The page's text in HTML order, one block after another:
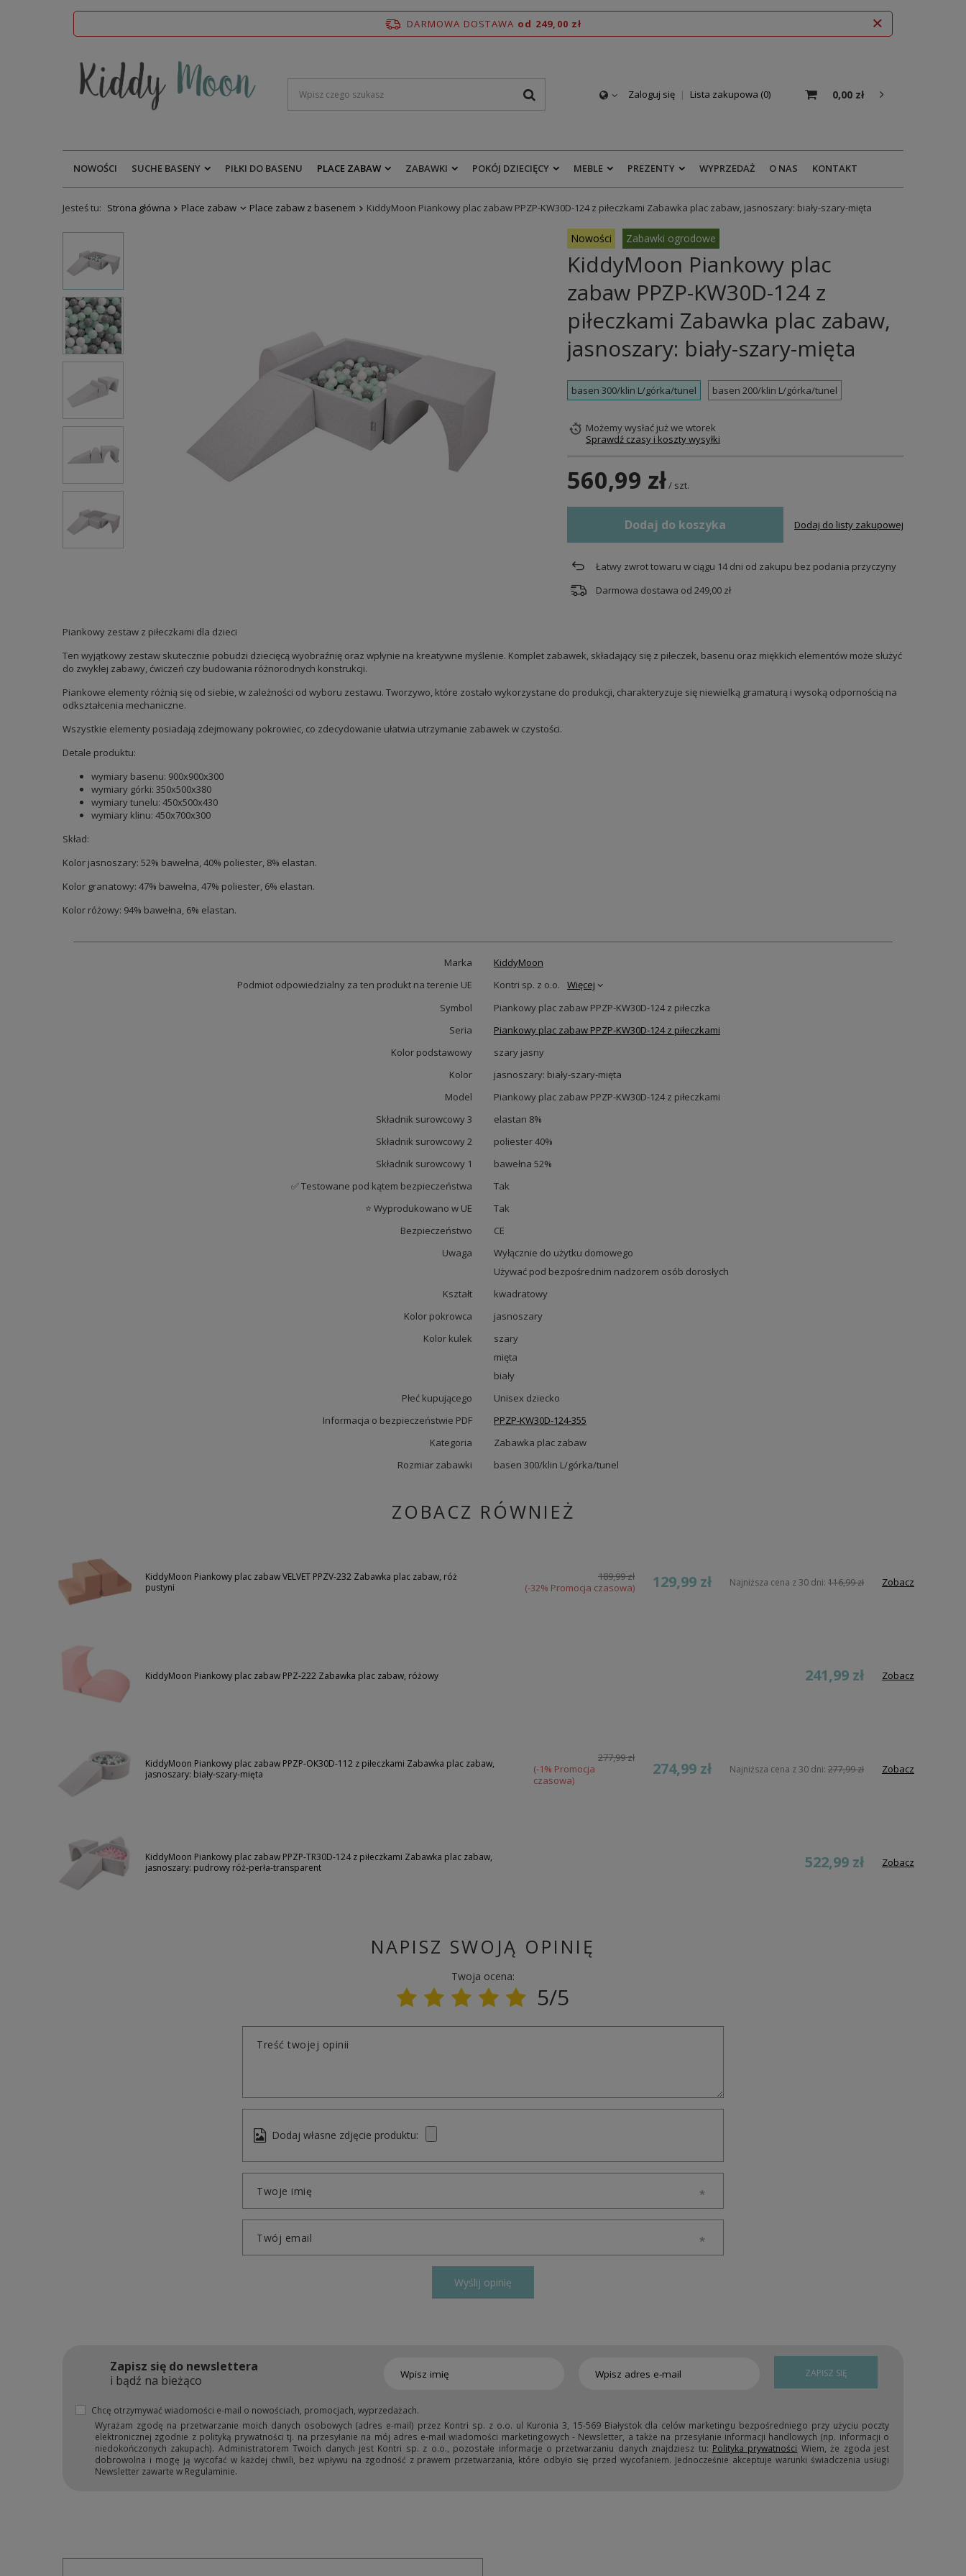
DARMOWA DOSTAWA od 249,00 zł
Zaloguj się Lista zakupowa 0 0,00 zł
NOWOŚCI SUCHE BASENY PIŁKI DO BASENU PLACE ZABAW ZABAWKI POKÓJ DZIECIĘCY MEBLE PREZENTY WYPRZEDAŻ O NAS KONTAKT
Jesteś tu: Strona główna Place zabaw Place zabaw z basenem KiddyMoon Piankowy plac zabaw PPZP-KW30D-124 z piłeczkami Zabawka plac zabaw, jasnoszary: biały-szary-mięta
Nowości Zabawki ogrodowe
KiddyMoon Piankowy plac
zabaw PPZP-KW30D-124 z
piłeczkami Zabawka plac zabaw,
jasnoszary: biały-szary-mięta
basen 300/klin L/górka/tunel basen 200/klin L/górka/tunel
Możemy wysłać jużwe wtorek
Sprawdź czasy i koszty wysyłki
560,99 zł/ szt.
Dodaj do koszyka Dodaj do listy zakupowej
Łatwy zwrot towaru w ciągu 14dni od zakupu bez podania przyczyny
Darmowa dostawa od 249,00 zł
Piankowy zestaw z piłeczkami dla dzieci
Ten wyjątkowy zestaw skutecznie pobudzi dziecięcą wyobraźnię oraz wpłynie na kreatywne myślenie. Komplet zabawek, składający się z piłeczek, basenu oraz miękkich elementów może służyć
do zwykłej zabawy, ćwiczeń czy budowania różnorodnych konstrukcji.
Piankowe elementy różnią się od siebie, w zależności od wyboru zestawu. Tworzywo, które zostało wykorzystane do produkcji, charakteryzuje się niewielką gramaturą i wysoką odpornością na
odkształcenia mechaniczne.
Wszystkie elementy posiadają zdejmowany pokrowiec, co zdecydowanie ułatwia utrzymanie zabawek w czystości.
Detale produktu:
wymiary basenu: 900x900x300
wymiary górki: 350x500x380
wymiary tunelu: 450x500x430
wymiary klinu: 450x700x300
Skład:
Kolor jasnoszary: 52% bawełna, 40% poliester, 8% elastan.
Kolor granatowy: 47% bawełna, 47% poliester, 6% elastan.
Kolor różowy: 94% bawełna, 6% elastan.
Marka
KiddyMoon
Podmiot odpowiedzialny za ten produkt na terenie UE
Kontri sp. z o.o.
Więcej
Symbol
Piankowy plac zabaw PPZP-KW30D-124 z piłeczka
Seria
Piankowy plac zabaw PPZP-KW30D-124 z piłeczkami
Kolor podstawowy
szary jasny
Kolor
jasnoszary: biały-szary-mięta
Model
Piankowy plac zabaw PPZP-KW30D-124 z piłeczkami
Składnik surowcowy 3
elastan 8%
Składnik surowcowy 2
poliester 40%
Składnik surowcowy 1
bawełna 52%
✅ Testowane pod kątem bezpieczeństwa
Tak
⭐ Wyprodukowano w UE
Tak
Bezpieczeństwo
CE
Uwaga
Wyłącznie do użytku domowego
Używać pod bezpośrednim nadzorem osób dorosłych
Kształt
kwadratowy
Kolor pokrowca
jasnoszary
Kolor kulek
szary
mięta
biały
Płeć kupującego
Unisex dziecko
Informacja o bezpieczeństwie PDF
PPZP-KW30D-124-355
Kategoria
Zabawka plac zabaw
Rozmiar zabawki
basen 300/klin L/górka/tunel
ZOBACZ RÓWNIEŻ
KiddyMoon Piankowy plac zabaw VELVET PPZV-232 Zabawka plac zabaw, róż
pustyni
189,99 zł
(-32% Promocja czasowa)
129,99 zł Najniższa cena z 30 dni: 116,99 zł Zobacz
KiddyMoon Piankowy plac zabaw PPZ-222 Zabawka plac zabaw, różowy 241,99 zł Zobacz
KiddyMoon Piankowy plac zabaw PPZP-OK30D-112 z piłeczkami Zabawka plac zabaw,
jasnoszary: biały-szary-mięta
277,99 zł
(-1% Promocja
czasowa)
274,99 zł Najniższa cena z 30 dni: 277,99 zł Zobacz
KiddyMoon Piankowy plac zabaw PPZP-TR30D-124 z piłeczkami Zabawka plac zabaw,
jasnoszary: pudrowy róż-perła-transparent
522,99 zł Zobacz
NAPISZ SWOJĄ OPINIĘ
Twoja ocena:
5/5
Treść twojej opinii
Dodaj własne zdjęcie produktu:
Twoje imię
Twój email
Wyślij opinię
Zapisz się do newslettera
i bądź na bieżąco
ZAPISZ SIĘ
Chcę otrzymywać wiadomości e-mail o nowościach, promocjach, wyprzedażach.
Wyrażam zgodę na przetwarzanie moich danych osobowych (adres e-mail) przez Kontri sp. z o.o. ul Kuronia 3, 15-569 Białystok dla celów marketingu bezpośredniego przy użyciu poczty
elektronicznej zgodnie z polityką prywatności tj. na przesyłanie na mój adres e-mail wiadomości marketingowych - Newsletter, a także na przesyłanie informacji handlowych (np. informacji o
niedokończonych zakupach). Administratorem Twoich danych jest Kontri sp. z o.o., pozostałe informacje o przetwarzaniu danych znajdziesz tu: Polityka prywatności Wiem, że zgoda jest
dobrowolna i mogę ją wycofać w każdej chwili, bez wpływu na zgodność z prawem przetwarzania, które odbyło się przed wycofaniem. Jednocześnie akceptuje warunki świadczenia usługi
Newsletter zawarte w Regulaminie.